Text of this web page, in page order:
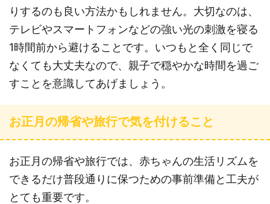
りするのも良い方法かもしれません。大切なのは、
テレビやスマートフォンなどの強い光の刺激を寝る
1時間前から避けることです。いつもと全く同じで
なくても大丈夫なので、親子で穏やかな時間を過ご
すことを意識してあげましょう。
お正月の帰省や旅行で気を付けること
お正月の帰省や旅行では、赤ちゃんの生活リズムを
できるだけ普段通りに保つための事前準備と工夫が
とても重要です。